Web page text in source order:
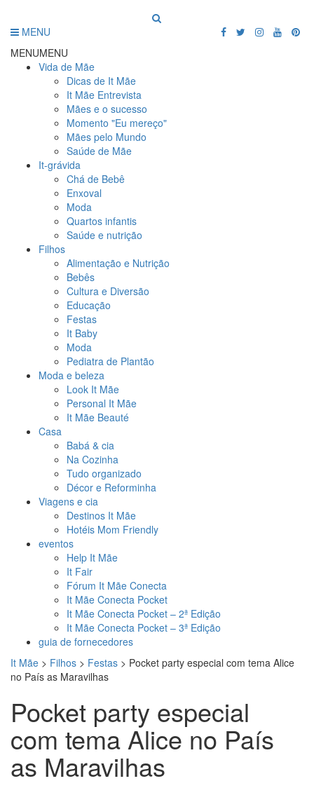
MENU
MENUMENU
Vida de Mãe
Dicas de It Mãe
It Mãe Entrevista
Mães e o sucesso
Momento "Eu mereço"
Mães pelo Mundo
Saúde de Mãe
It-grávida
Chá de Bebê
Enxoval
Moda
Quartos infantis
Saúde e nutrição
Filhos
Alimentação e Nutrição
Bebês
Cultura e Diversão
Educação
Festas
It Baby
Moda
Pediatra de Plantão
Moda e beleza
Look It Mãe
Personal It Mãe
It Mãe Beauté
Casa
Babá & cia
Na Cozinha
Tudo organizado
Décor e Reforminha
Viagens e cia
Destinos It Mãe
Hotéis Mom Friendly
eventos
Help It Mãe
It Fair
Fórum It Mãe Conecta
It Mãe Conecta Pocket
It Mãe Conecta Pocket – 2ª Edição
It Mãe Conecta Pocket – 3ª Edição
guia de fornecedores
It Mãe > Filhos > Festas > Pocket party especial com tema Alice
no País as Maravilhas
Pocket party especial
com tema Alice no País
as Maravilhas